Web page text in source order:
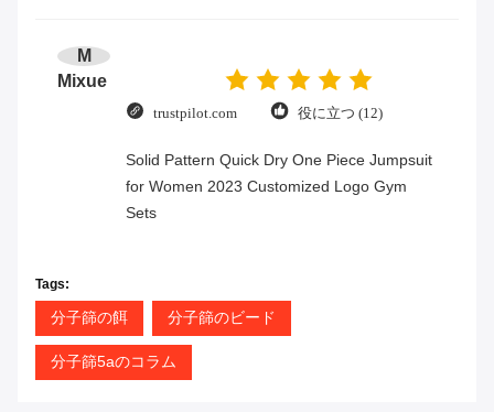
M
Mixue
trustpilot.com 役に立つ (12)
Solid Pattern Quick Dry One Piece Jumpsuit
for Women 2023 Customized Logo Gym
Sets
Tags:
分子篩の餌 分子篩のビード
分子篩5aのコラム